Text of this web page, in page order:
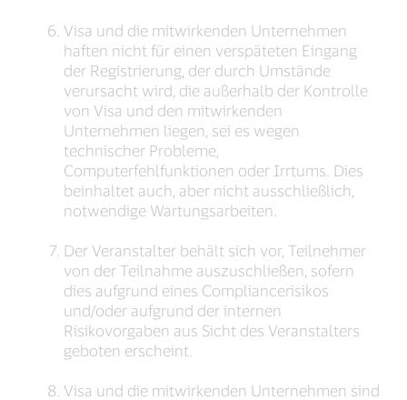
Visa und die mitwirkenden Unternehmen
haften nicht für einen verspäteten Eingang
der Registrierung, der durch Umstände
verursacht wird, die außerhalb der Kontrolle
von Visa und den mitwirkenden
Unternehmen liegen, sei es wegen
technischer Probleme,
Computerfehlfunktionen oder Irrtums. Dies
beinhaltet auch, aber nicht ausschließlich,
notwendige Wartungsarbeiten.
Der Veranstalter behält sich vor, Teilnehmer
von der Teilnahme auszuschließen, sofern
dies aufgrund eines Compliancerisikos
und/oder aufgrund der internen
Risikovorgaben aus Sicht des Veranstalters
geboten erscheint.
Visa und die mitwirkenden Unternehmen sind